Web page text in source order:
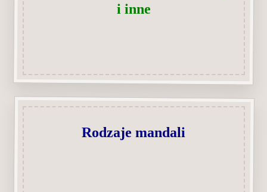
i inne
Rodzaje mandali